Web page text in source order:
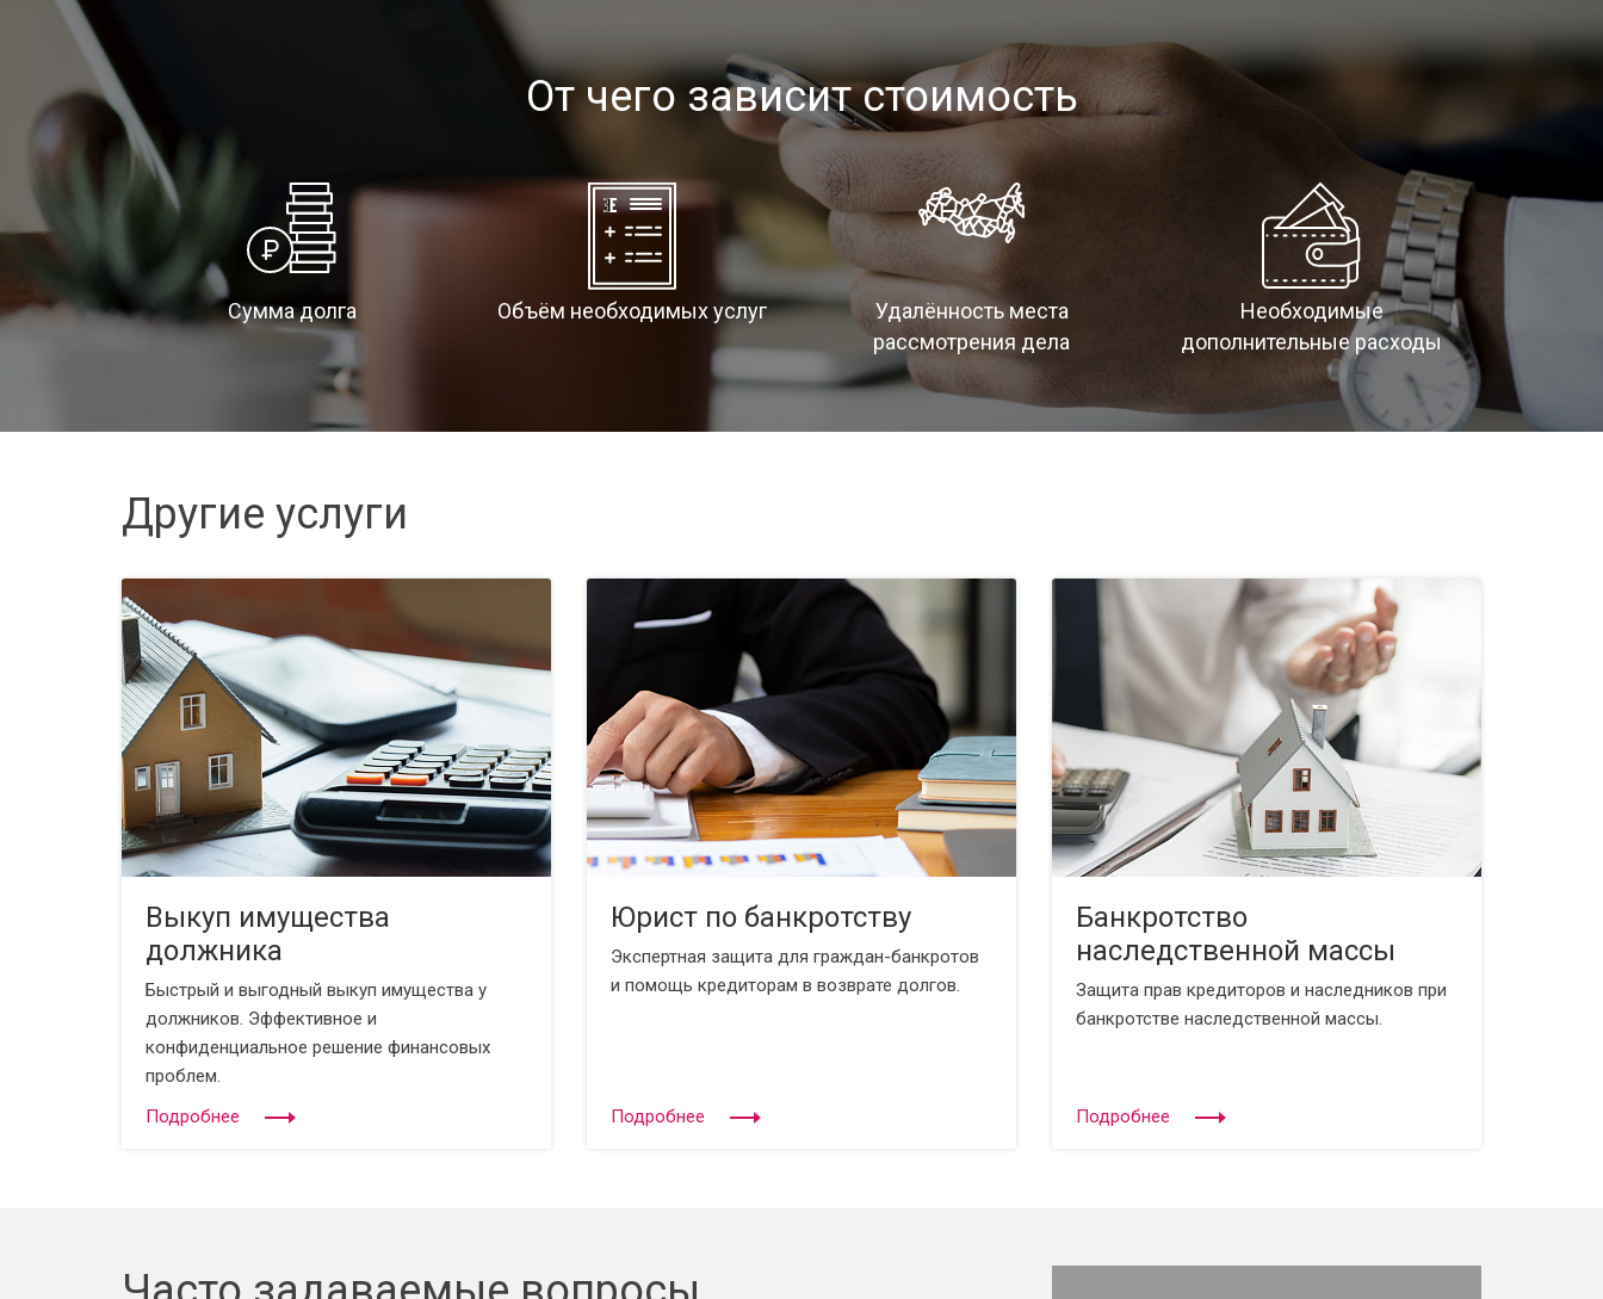
От чего зависит стоимость
Сумма долга Объём необходимых услуг
Удалённость места
рассмотрения дела
Необходимые
дополнительные расходы
Другие услуги
Выкуп имущества
должника
Быстрый и выгодный выкуп имущества у
должников. Эффективное и
конфиденциальное решение финансовых
проблем.
Подробнее
Юрист по банкротству
Экспертная защита для граждан-банкротов
и помощь кредиторам в возврате долгов.
Подробнее
Банкротство
наследственной массы
Защита прав кредиторов и наследников при
банкротстве наследственной массы.
Подробнее